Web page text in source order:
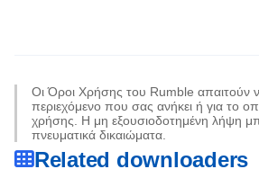
Οι Όροι Χρήσης του Rumble απαιτούν
περιεχόμενο που σας ανήκει ή για το
χρήσης. Η μη εξουσιοδοτημένη λήψη
πνευματικά δικαιώματα.
Related downloaders